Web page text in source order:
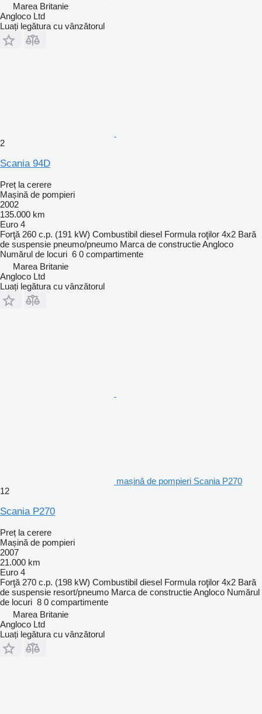
Marea Britanie
Angloco Ltd
Luați legătura cu vânzătorul
2
Scania 94D
Preț la cerere
Mașină de pompieri
2002
135.000 km
Euro 4
Forţă 260 c.p. (191 kW) Combustibil diesel Formula roţilor 4x2 Bară
de suspensie pneumo/pneumo Marca de constructieAngloco
Numărul de locuri 6 0 compartimente
Marea Britanie
Angloco Ltd
Luați legătura cu vânzătorul
mașină de pompieri Scania P270
12
Scania P270
Preț la cerere
Mașină de pompieri
2007
21.000 km
Euro 4
Forţă 270 c.p. (198 kW) Combustibil diesel Formula roţilor 4x2 Bară
de suspensie resort/pneumo Marca de constructieAngloco Numărul
de locuri 8 0 compartimente
Marea Britanie
Angloco Ltd
Luați legătura cu vânzătorul